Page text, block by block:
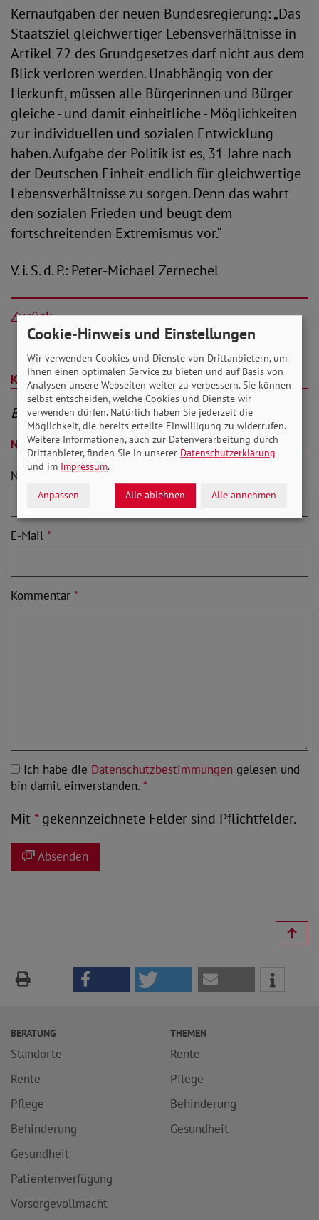
Kernaufgaben der neuen Bundesregierung: „Das
Staatsziel gleichwertiger Lebensverhältnisse in
Artikel 72 des Grundgesetzes darf nicht aus dem
Blick verloren werden. Unabhängig von der
Herkunft, müssen alle Bürgerinnen und Bürger
gleiche - und damit einheitliche - Möglichkeiten
zur individuellen und sozialen Entwicklung
haben. Aufgabe der Politik ist es, 31 Jahre nach
der Deutschen Einheit endlich für gleichwertige
Lebensverhältnisse zu sorgen. Denn das wahrt
den sozialen Frieden und beugt dem
fortschreitenden Extremismus vor.“
V. i. S. d. P.: Peter-Michael Zernechel
Zurück
Kommentare (0)
Be the First to Comment
Neuen Kommentar schreiben
Name
E-Mail *
Kommentar *
Ich habe die Datenschutzbestimmungen gelesen und
bin damit einverstanden. *
Mit*gekennzeichnete Felder sind Pflichtfelder.
Absenden
BERATUNG
Standorte
Rente
Pflege
Behinderung
Gesundheit
Patientenverfügung
Vorsorgevollmacht
THEMEN
Rente
Pflege
Behinderung
Gesundheit
Cookie-Hinweis und Einstellungen
Wir verwenden Cookies und Dienste von Drittanbietern, um
Ihnen einen optimalen Service zu bieten und auf Basis von
Analysen unsere Webseiten weiter zu verbessern. Sie können
selbst entscheiden, welche Cookies und Dienste wir
verwenden dürfen. Natürlich haben Sie jederzeit die
Möglichkeit, die bereits erteilte Einwilligung zu widerrufen.
Weitere Informationen, auch zur Datenverarbeitung durch
Drittanbieter, finden Sie in unserer Datenschutzerklärung
und im Impressum.
Anpassen Alle ablehnen Alle annehmen